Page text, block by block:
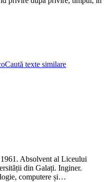
Caută texte similare
Absolvent al Liceului
din Galați. Inginer.
computere și…